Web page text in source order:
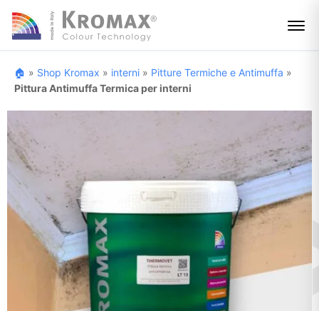
🏠 » Shop Kromax » interni» Pitture Termiche e Antimuffa »
Pittura Antimuffa Termica per interni